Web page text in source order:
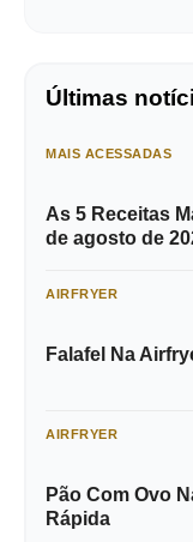
Últimas
MAIS ACESSADAS
As 5 Receitas
de agosto de
AIRFRYER
Falafel Na
AIRFRYER
Pão Com Ovo
Rápida